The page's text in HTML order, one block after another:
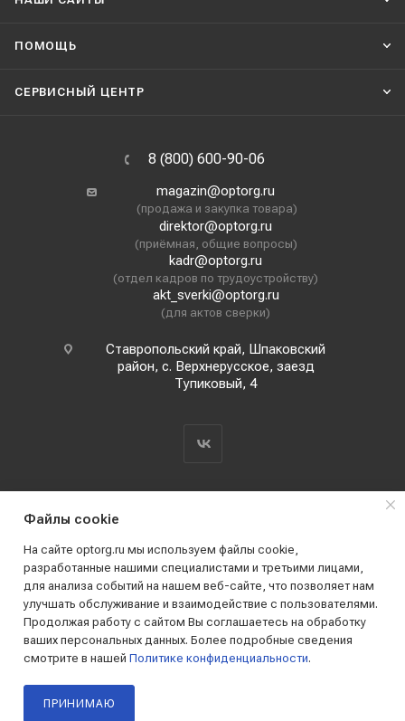
ПОМОЩЬ
СЕРВИСНЫЙ ЦЕНТР
8 (800) 600-90-06
magazin@optorg.ru
(продажа и закупка товара)
direktor@optorg.ru
(приёмная, общие вопросы)
kadr@optorg.ru
(отдел кадров по трудоустройству)
akt_sverki@optorg.ru
(для актов сверки)
Ставропольский край, Шпаковский
район, с. Верхнерусское, заезд
Тупиковый, 4
2019 - 2026 © АО КПК "Ставропольстройопторг"
Все права защищены
Файлы cookie
На сайте optorg.ru мы используем файлы cookie,
разработанные нашими специалистами и третьими лицами,
для анализа событий на нашем веб-сайте, что позволяет нам
улучшать обслуживание и взаимодействие с пользователями.
Продолжая работу с сайтом Вы соглашаетесь на обработку
ваших персональных данных. Более подробные сведения
смотрите в нашей Политике конфиденциальности.
ПРИНИМАЮ